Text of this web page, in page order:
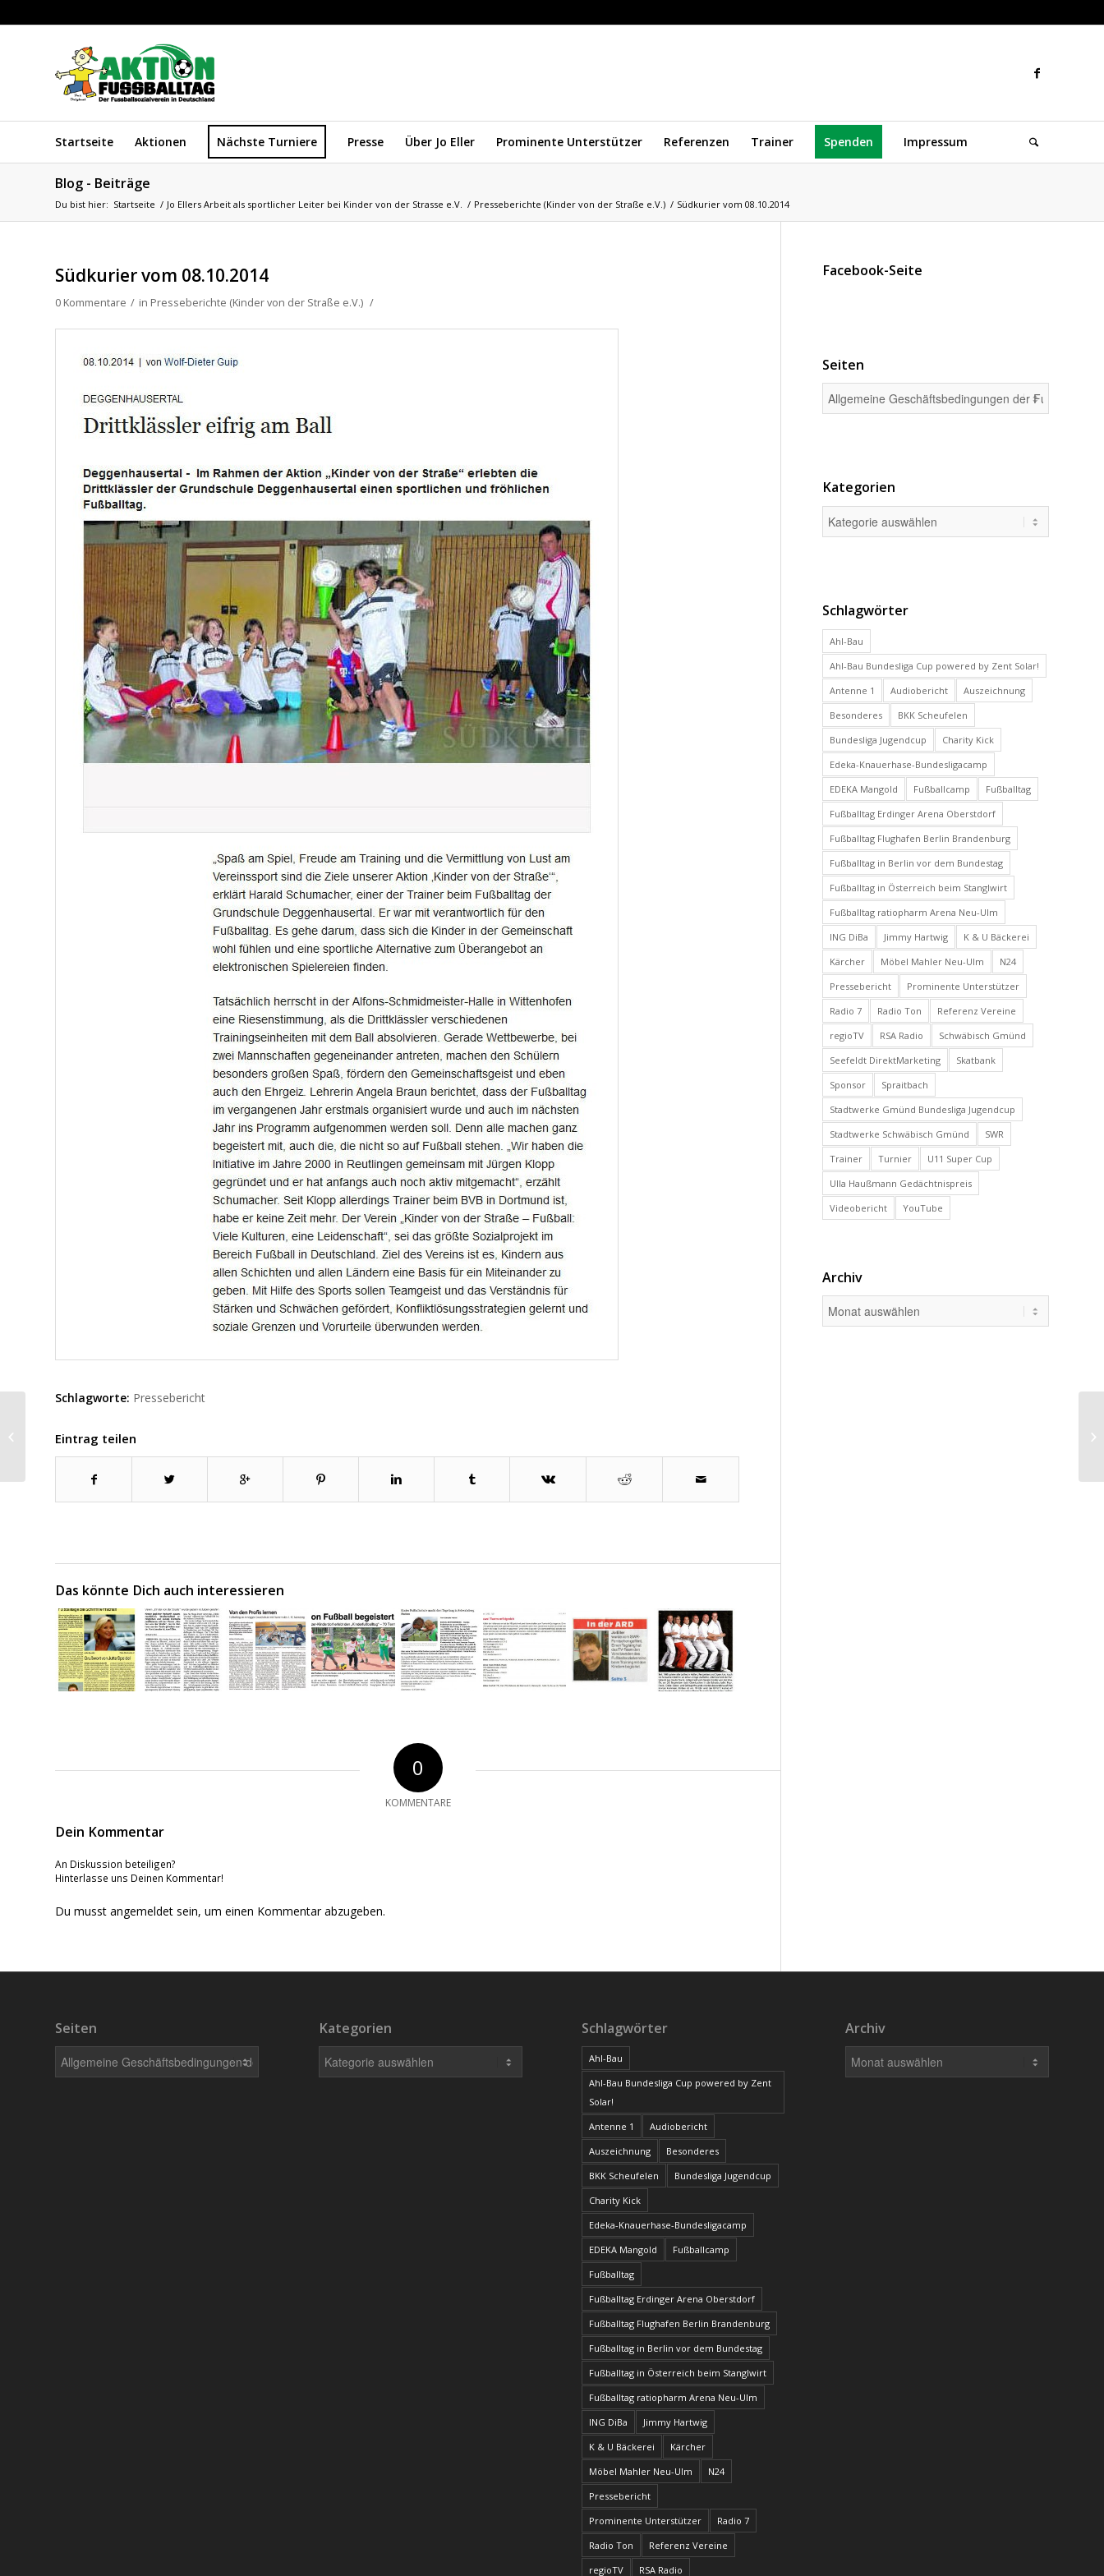
Startseite Aktionen Nächste Turniere Presse Über Jo Eller Prominente Unterstützer Referenzen Trainer Spenden Impressum
Blog - Beiträge
Du bist hier: Startseite / Jo Ellers Arbeit als sportlicher Leiter bei Kinder von der Strasse e.V. / Presseberichte (Kinder von der Straße e.V.) / Südkurier vom 08.10.2014
Südkurier vom 08.10.2014
0 Kommentare / in Presseberichte (Kinder von der Straße e.V.) /
Schlagworte: Pressebericht
Eintrag teilen
Das könnte Dich auch interessieren
0
KOMMENTARE
Dein Kommentar
An Diskussion beteiligen?
Hinterlasse uns Deinen Kommentar!
Du musst angemeldet sein, um einen Kommentar abzugeben.
Facebook-Seite
Seiten
Kategorien
Schlagwörter
Ahl-Bau
Ahl-Bau Bundesliga Cup powered by Zent Solar!
Antenne 1
Audiobericht
Auszeichnung
Besonderes
BKK Scheufelen
Bundesliga Jugendcup
Charity Kick
Edeka-Knauerhase-Bundesligacamp
EDEKA Mangold
Fußballcamp
Fußballtag
Fußballtag Erdinger Arena Oberstdorf
Fußballtag Flughafen Berlin Brandenburg
Fußballtag in Berlin vor dem Bundestag
Fußballtag in Österreich beim Stanglwirt
Fußballtag ratiopharm Arena Neu-Ulm
ING DiBa
Jimmy Hartwig
K & U Bäckerei
Kärcher
Möbel Mahler Neu-Ulm
N24
Pressebericht
Prominente Unterstützer
Radio 7
Radio Ton
Referenz Vereine
regioTV
RSA Radio
Schwäbisch Gmünd
Seefeldt DirektMarketing
Skatbank
Sponsor
Spraitbach
Stadtwerke Gmünd Bundesliga Jugendcup
Stadtwerke Schwäbisch Gmünd
SWR
Trainer
Turnier
U11 Super Cup
Ulla Haußmann Gedächtnispreis
Videobericht
YouTube
Archiv
Seiten Kategorien Schlagwörter
Ahl-Bau
Ahl-Bau Bundesliga Cup powered by Zent
Solar!
Antenne 1
Audiobericht
Auszeichnung
Besonderes
BKK Scheufelen
Bundesliga Jugendcup
Charity Kick
Edeka-Knauerhase-Bundesligacamp
EDEKA Mangold
Fußballcamp
Fußballtag
Fußballtag Erdinger Arena Oberstdorf
Fußballtag Flughafen Berlin Brandenburg
Fußballtag in Berlin vor dem Bundestag
Fußballtag in Österreich beim Stanglwirt
Fußballtag ratiopharm Arena Neu-Ulm
ING DiBa
Jimmy Hartwig
K & U Bäckerei
Kärcher
Möbel Mahler Neu-Ulm
N24
Pressebericht
Prominente Unterstützer
Radio 7
Radio Ton
Referenz Vereine
regioTV
RSA Radio
Archiv
Stadt Bottrop e.V. vom